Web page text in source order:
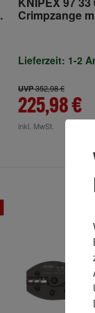
Crimpzange
brüniert 250
Lieferzeit: 1-2
UVP352,98 €
225,98 €
inkl. MwSt.